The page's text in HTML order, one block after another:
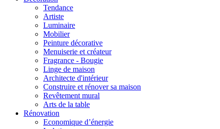
Tendance
Artiste
Luminaire
Mobilier
Peinture décorative
Menuiserie et créateur
Fragrance - Bougie
Linge de maison
Architecte d'intérieur
Construire et rénover sa maison
Revêtement mural
Arts de la table
Rénovation
Economique d’énergie